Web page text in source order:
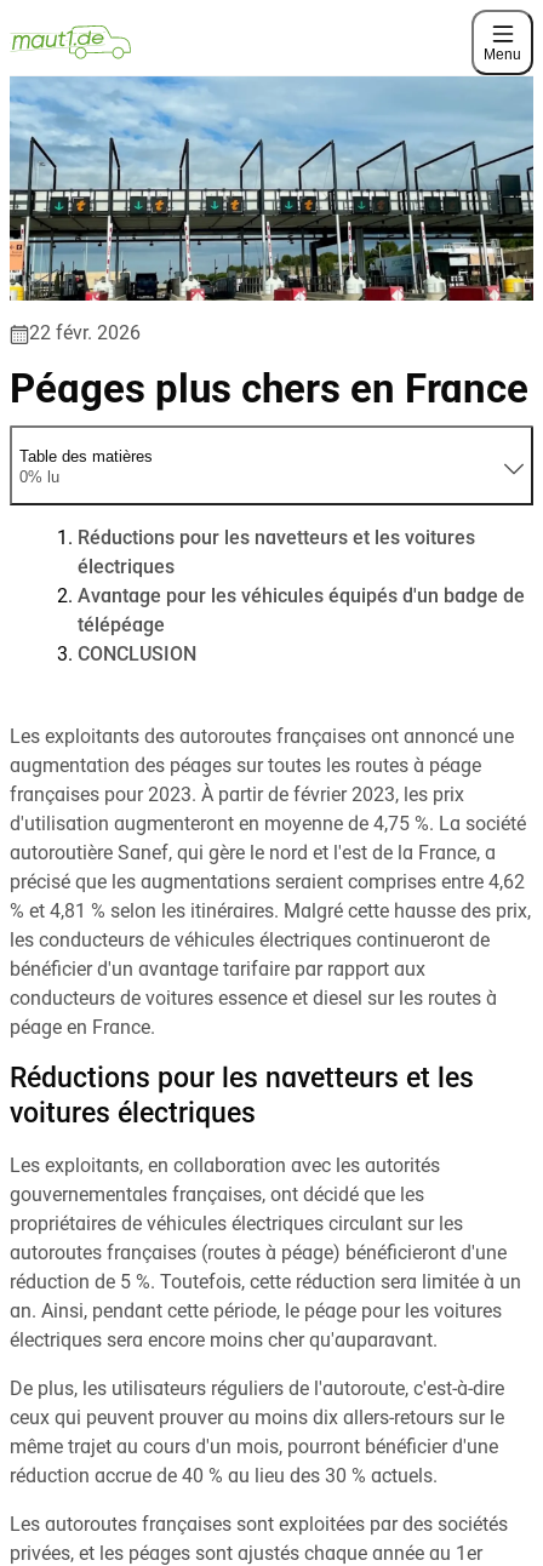
Menu
22 févr. 2026
Péages plus chers en France
Table des matières
0% lu
Réductions pour les navetteurs et les voitures
électriques
Avantage pour les véhicules équipés d'un badge de
télépéage
CONCLUSION
Les exploitants des autoroutes françaises ont annoncé une
augmentation des péages sur toutes les routes à péage
françaises pour 2023. À partir de février 2023, les prix
d'utilisation augmenteront en moyenne de 4,75 %. La société
autoroutière Sanef, qui gère le nord et l'est de la France, a
précisé que les augmentations seraient comprises entre 4,62
% et 4,81 % selon les itinéraires. Malgré cette hausse des prix,
les conducteurs de véhicules électriques continueront de
bénéficier d'un avantage tarifaire par rapport aux
conducteurs de voitures essence et diesel sur les routes à
péage en France.
Réductions pour les navetteurs et les
voitures électriques
Les exploitants, en collaboration avec les autorités
gouvernementales françaises, ont décidé que les
propriétaires de véhicules électriques circulant sur les
autoroutes françaises (routes à péage) bénéficieront d'une
réduction de 5 %. Toutefois, cette réduction sera limitée à un
an. Ainsi, pendant cette période, le péage pour les voitures
électriques sera encore moins cher qu'auparavant.
De plus, les utilisateurs réguliers de l'autoroute, c'est-à-dire
ceux qui peuvent prouver au moins dix allers-retours sur le
même trajet au cours d'un mois, pourront bénéficier d'une
réduction accrue de 40 % au lieu des 30 % actuels.
Les autoroutes françaises sont exploitées par des sociétés
privées, et les péages sont ajustés chaque année au 1er